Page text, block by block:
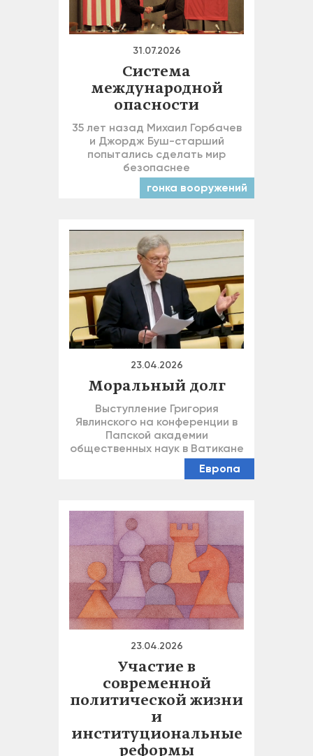
31.07.2026
Система
международной
опасности
35 лет назад Михаил Горбачев
и Джордж Буш-старший
попытались сделать мир
безопаснее
гонка вооружений
23.04.2026
Моральный долг
Выступление Григория
Явлинского на конференции в
Папской академии
общественных наук в Ватикане
Европа
23.04.2026
Участие в
современной
политической жизни
и
институциональные
реформы